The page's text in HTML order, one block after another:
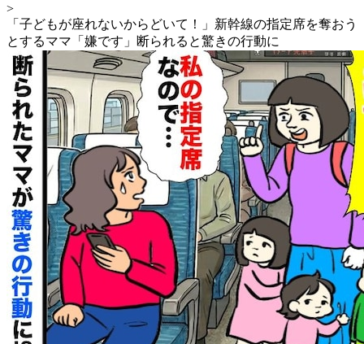
>
「子どもが座れないからどいて！」新幹線の指定席を奪おう
とするママ「嫌です」断られると驚きの行動に